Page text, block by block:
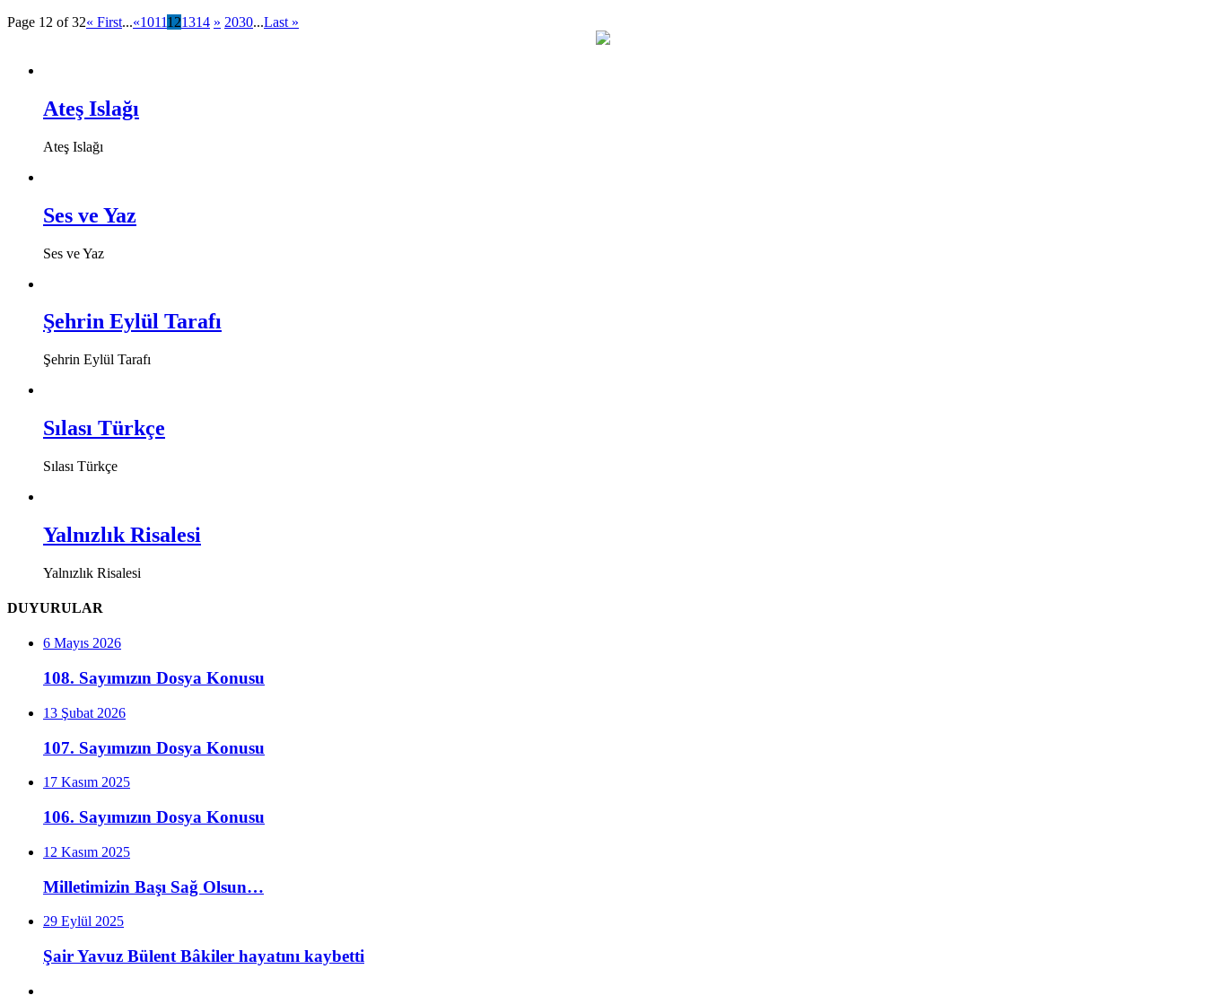
Page 12 of 32« First...«1011121314 » 2030...Last »
Ateş Islağı
Ateş Islağı
Ses ve Yaz
Ses ve Yaz
Şehrin Eylül Tarafı
Şehrin Eylül Tarafı
Sılası Türkçe
Sılası Türkçe
Yalnızlık Risalesi
Yalnızlık Risalesi
DUYURULAR
6 Mayıs 2026
108. Sayımızın Dosya Konusu
13 Şubat 2026
107. Sayımızın Dosya Konusu
17 Kasım 2025
106. Sayımızın Dosya Konusu
12 Kasım 2025
Milletimizin Başı Sağ Olsun…
29 Eylül 2025
Şair Yavuz Bülent Bâkiler hayatını kaybetti